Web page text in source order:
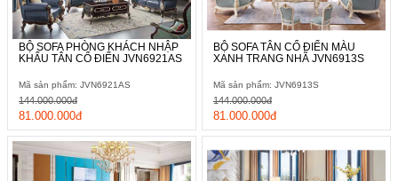
BỘ SOFA PHÒNG KHÁCH NHẬP
KHẨU TÂN CỔ ĐIỂN JVN6921AS
Mã sản phẩm: JVN6921AS
81.000.000đ
144.000.000đ
BỘ SOFA TÂN CỔ ĐIỂN MÀU
XANH TRANG NHÃ JVN6913S
Mã sản phẩm: JVN6913S
81.000.000đ
144.000.000đ